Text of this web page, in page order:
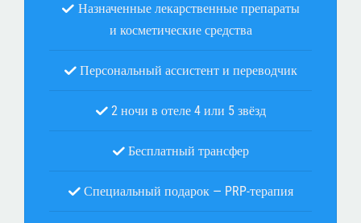
Назначенные лекарственные препараты
и косметические средства
Персональный ассистент и переводчик
2 ночи в отеле 4 или 5 звёзд
Бесплатный трансфер
Специальный подарок — PRP-терапия